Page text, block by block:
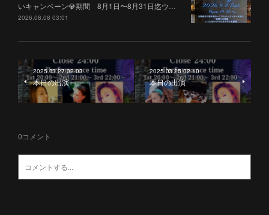
いキャンペーン💎期間 8月1日〜8月31日迄ウ…
2026.08.08 03:01
2025.03.27 02:03
本日の出演
2025.03.25 02:10
本日の出演
0コメント